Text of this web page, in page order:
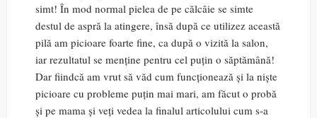
simt! În mod normal pielea de pe călcâie se simte
destul de aspră la atingere, însă după ce utilizez această
pilă am picioare foarte fine, ca după o vizită la salon,
iar rezultatul se menține pentru cel puțin o săptămână!
Dar fiindcă am vrut să văd cum funcționează și la niște
picioare cu probleme puțin mai mari, am făcut o probă
și pe mama și veți vedea la finalul articolului cum s-a